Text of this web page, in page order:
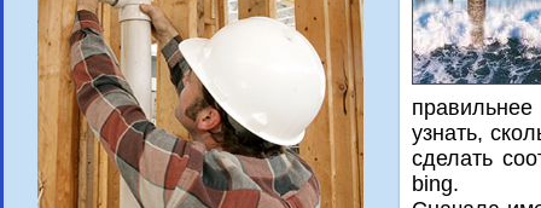
узнать,
сделать
bing.